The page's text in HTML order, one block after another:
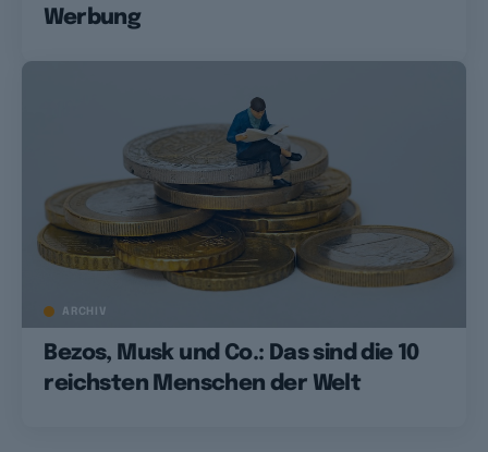
Werbung
ARCHIV
Bezos, Musk und Co.: Das sind die 10
reichsten Menschen der Welt